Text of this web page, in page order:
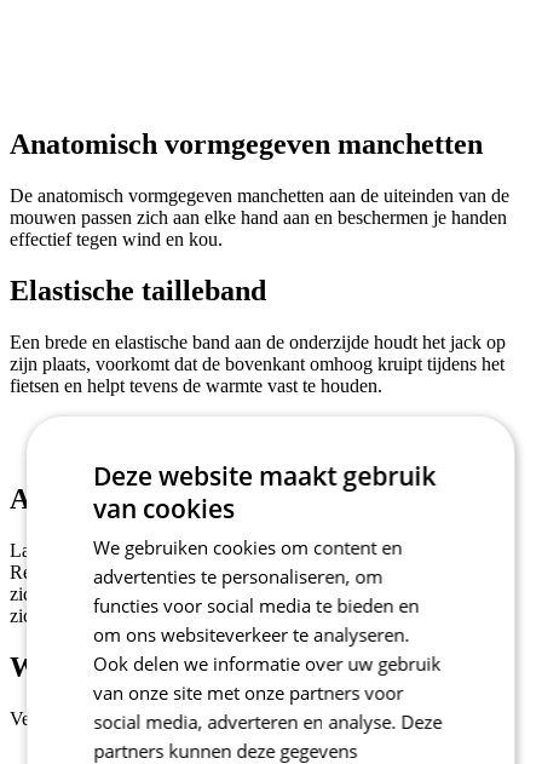
Anatomisch vormgegeven manchetten
De anatomisch vormgegeven manchetten aan de uiteinden van de
mouwen passen zich aan elke hand aan en beschermen je handen
effectief tegen wind en kou.
Elastische tailleband
Een brede en elastische band aan de onderzijde houdt het jack op
zijn plaats, voorkomt dat de bovenkant omhoog kruipt tijdens het
fietsen en helpt tevens de warmte vast te houden.
Achterpand
Langer achterpand beschermt je tegen opspattend water.
Reflecterende elementen voor een verbeterde
zichtbaarheid. Reflecterende elementen voor een verbeterde
zichtbaarheid.
Waterbestendig zakje
Verwijderbaar en waterbestendig zakje voor waardevolle spullen.
Deze website maakt gebruik
van cookies
We gebruiken cookies om content en
advertenties te personaliseren, om
functies voor social media te bieden en
om ons websiteverkeer te analyseren.
Ook delen we informatie over uw gebruik
van onze site met onze partners voor
social media, adverteren en analyse. Deze
partners kunnen deze gegevens